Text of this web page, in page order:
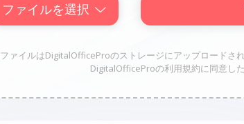
ファイルを選択
ファイルはDigitalOfficeProのストレージにアップロードさ
DigitalOfficeProの利用規約に同意し